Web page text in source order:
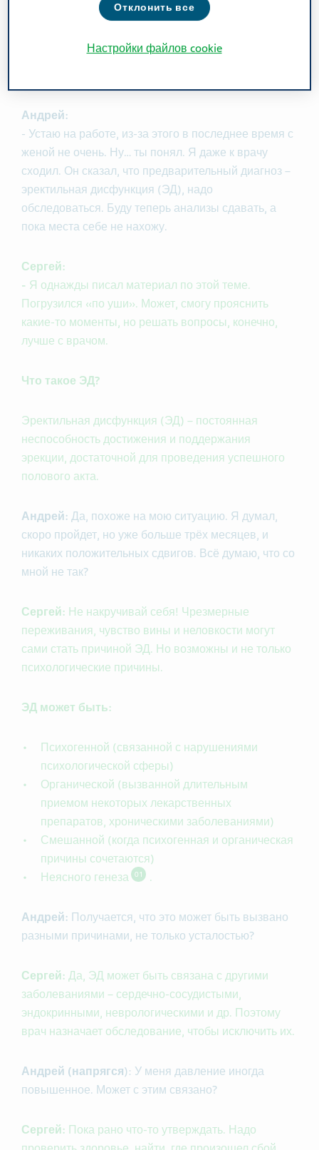
Андрей:
- Устаю на работе, из-за этого в последнее время с
женой не очень. Ну… ты понял. Я даже к врачу
сходил. Он сказал, что предварительный диагноз –
эректильная дисфункция (ЭД), надо
обследоваться. Буду теперь анализы сдавать, а
пока места себе не нахожу.
Сергей:
- Я однажды писал материал по этой теме.
Погрузился «по уши». Может, смогу прояснить
какие-то моменты, но решать вопросы, конечно,
лучше с врачом.
Что такое ЭД?
Эректильная дисфункция (ЭД) – постоянная
неспособность достижения и поддержания
эрекции, достаточной для проведения успешного
полового акта.
Андрей: Да, похоже на мою ситуацию. Я думал,
скоро пройдет, но уже больше трёх месяцев, и
никаких положительных сдвигов. Всё думаю, что со
мной не так?
Сергей: Не накручивай себя! Чрезмерные
переживания, чувство вины и неловкости могут
сами стать причиной ЭД. Но возможны и не только
психологические причины.
ЭД может быть:
Психогенной (связанной с нарушениями
психологической сферы)
Органической (вызванной длительным
приемом некоторых лекарственных
препаратов, хроническими заболеваниями)
Смешанной (когда психогенная и органическая
причины сочетаются)
Неясного генеза 01 .
Андрей: Получается, что это может быть вызвано
разными причинами, не только усталостью?
Сергей: Да, ЭД может быть связана с другими
заболеваниями – сердечно-сосудистыми,
эндокринными, неврологическими и др. Поэтому
врач назначает обследование, чтобы исключить их.
Андрей (напрягся): У меня давление иногда
повышенное. Может с этим связано?
Сергей: Пока рано что-то утверждать. Надо
Отклонить все
Настройки файлов cookie